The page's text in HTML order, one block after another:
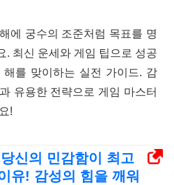
에 궁수의 조준처럼 목표를 명
. 최신 운세와 게임 팁으로 성공
해를 맞이하는 실전 가이드. 감
유용한 전략으로 게임 마스터
!
신의 민감함이 최고
유! 감성의 힘을 깨워